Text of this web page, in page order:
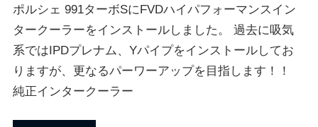
t
o
ツ
・
E
U
チ
ポルシェ 991ターボSにFVDハイパフォーマンスイン
タークーラーをインストールしました。 過去に吸気
系ではIPDプレナム、Yパイプをインストールしてお
りますが、更なるパーワーアップを目指します！！
純正インタークーラー